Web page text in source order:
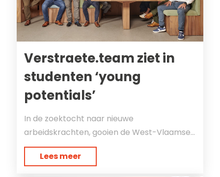
Verstraete.team ziet in
studenten ‘young
potentials’
In de zoektocht naar nieuwe
arbeidskrachten, gooien de West-Vlaamse...
Lees meer